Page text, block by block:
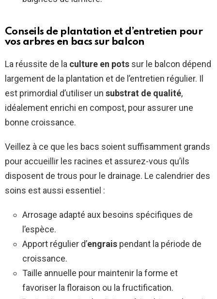
Conseils de plantation et d’entretien pour
vos arbres en bacs sur balcon
La réussite de la culture en pots sur le balcon dépend
largement de la plantation et de l’entretien régulier. Il
est primordial d’utiliser un substrat de qualité,
idéalement enrichi en compost, pour assurer une
bonne croissance.
Veillez à ce que les bacs soient suffisamment grands
pour accueillir les racines et assurez-vous qu’ils
disposent de trous pour le drainage. Le calendrier des
soins est aussi essentiel :
Arrosage adapté aux besoins spécifiques de
l’espèce.
Apport régulier d’engrais pendant la période de
croissance.
Taille annuelle pour maintenir la forme et
favoriser la floraison ou la fructification.